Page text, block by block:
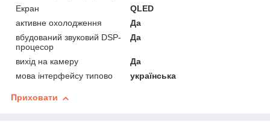
Екран
QLED
активне охолодження
Да
вбудований звуковий DSP-
процесор
Да
вихід на камеру
Да
мова інтерфейсу типово
українська
Приховати